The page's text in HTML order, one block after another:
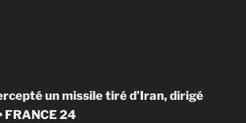
un missile tiré d’Iran, dirigé
FRANCE 24